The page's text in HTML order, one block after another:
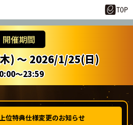
開催期間
) ～ 2026/1/25(日)
～23:59
位特典仕様変更のお知らせ